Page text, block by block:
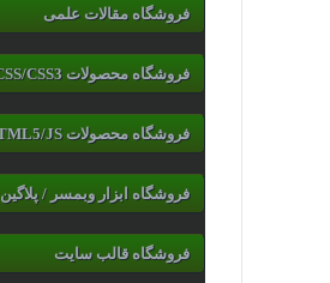
فروشگاه مقالات علمی
فروشگاه محصولات CSS/CSS3
فروشگاه محصولات HTML5/JS
فروشگاه ابزار وبمسر / پلاگین
فروشگاه قالب سایت